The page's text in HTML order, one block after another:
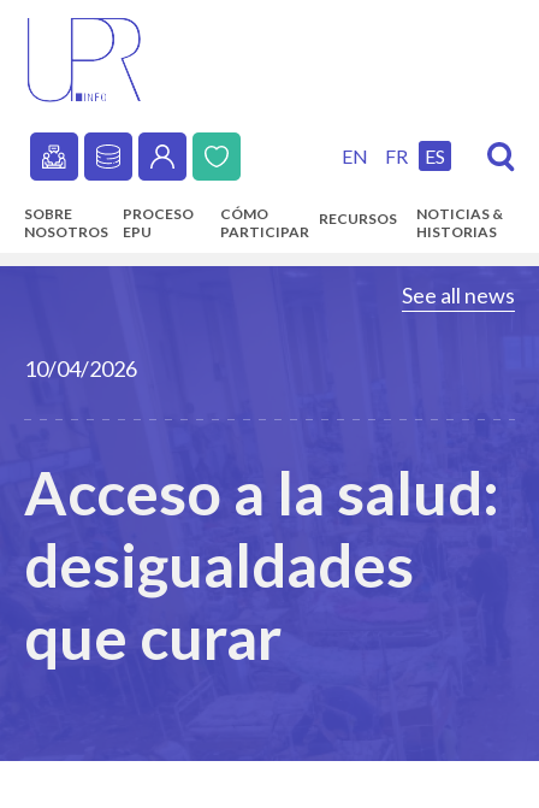
content
Secondary
navigation
EN FR ES
Main
SOBRE
NOSOTROS
PROCESO
EPU
CÓMO
PARTICIPAR
RECURSOS
NOTICIAS &
HISTORIAS
See all news
10/04/2026
Acceso a la salud:
desigualdades
que curar